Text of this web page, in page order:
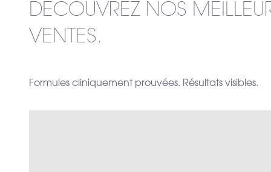
DÉCOUVREZ NOS
VENTES.
Formules cliniquement prouvées. Résultats visibles.